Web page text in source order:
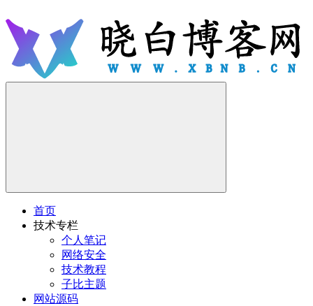
首页
技术专栏
个人笔记
网络安全
技术教程
子比主题
网站源码